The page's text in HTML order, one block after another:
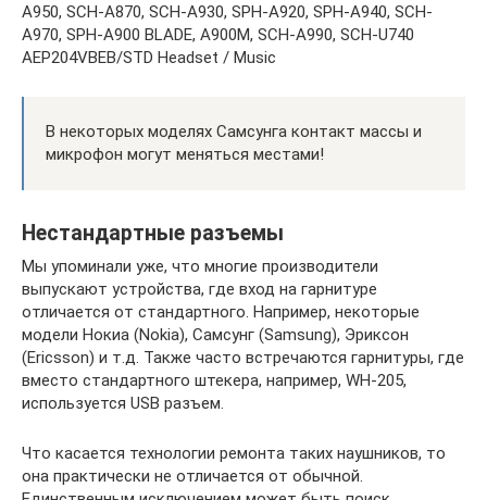
A950, SCH-A870, SCH-A930, SPH-A920, SPH-A940, SCH-
A970, SPH-A900 BLADE, A900M, SCH-A990, SCH-U740
AEP204VBEB/STD Headset / Music
В некоторых моделях Самсунга контакт массы и
микрофон могут меняться местами!
Нестандартные разъемы
Мы упоминали уже, что многие производители
выпускают устройства, где вход на гарнитуре
отличается от стандартного. Например, некоторые
модели Нокиа (Nokia), Самсунг (Samsung), Эриксон
(Ericsson) и т.д. Также часто встречаются гарнитуры, где
вместо стандартного штекера, например, WH-205,
используется USB разъем.
Что касается технологии ремонта таких наушников, то
она практически не отличается от обычной.